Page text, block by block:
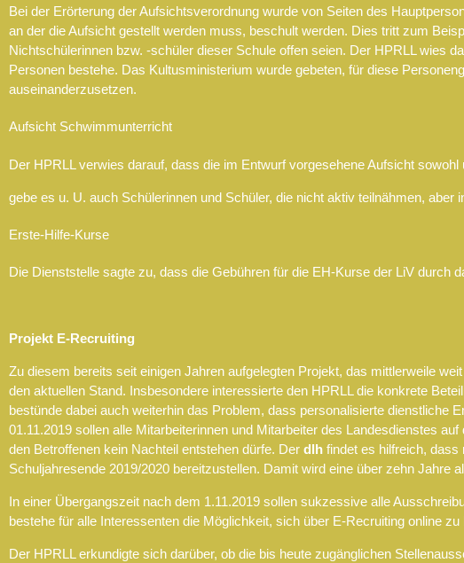
Bei der Erörterung der Aufsichtsverordnung wurde von Seiten des
an der die Aufsicht gestellt werden muss, beschult werden. Dies tritt zum
Nichtschülerinnen bzw. -schüler dieser Schule offen seien. Der HPRLL wies
Personen bestehe. Das Kultusministerium wurde gebeten, für diese
auseinanderzusetzen.
Aufsicht Schwimmunterricht
Der HPRLL verwies darauf, dass die im Entwurf vorgesehene Aufsicht
gebe es u. U. auch Schülerinnen und Schüler, die nicht aktiv teilnähmen,
Erste-Hilfe-Kurse
Die Dienststelle sagte zu, dass die Gebühren für die EH-Kurse der LiV durch
Projekt E-Recruiting
Zu diesem bereits seit einigen Jahren aufgelegten Projekt, das mittlerweile
den aktuellen Stand. Insbesondere interessierte den HPRLL die konkrete
bestünde dabei auch weiterhin das Problem, dass personalisierte dienstliche
01.11.2019 sollen alle Mitarbeiterinnen und Mitarbeiter des Landesdienstes
den Betroffenen kein Nachteil entstehen dürfe. Der dlh findet es hilfreich,
Schuljahresende 2019/2020 bereitzustellen. Damit wird eine über zehn Jahre
In einer Übergangszeit nach dem 1.11.2019 sollen sukzessive alle
bestehe für alle Interessenten die Möglichkeit, sich über E-Recruiting online zu
Der HPRLL erkundigte sich darüber, ob die bis heute zugänglichen